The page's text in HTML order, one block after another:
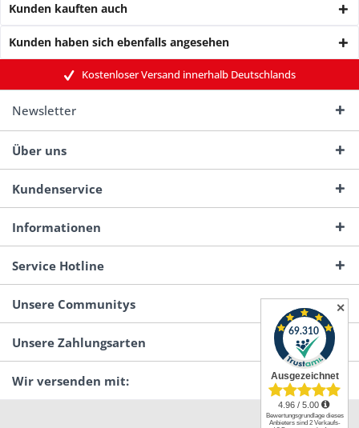
Kunden kauften auch
Kunden haben sich ebenfalls angesehen
Kostenloser Versand innerhalb Deutschlands
Newsletter
Über uns
Kundenservice
Informationen
Service Hotline
Unsere Communitys
Unsere Zahlungsarten
Wir versenden mit:
✕